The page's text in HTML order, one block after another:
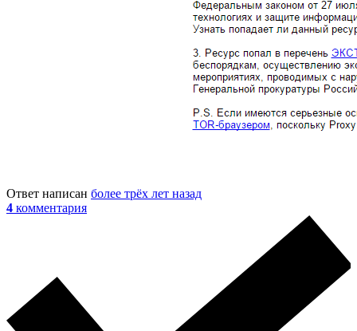
Ответ написан более трёх лет назад
4 комментария